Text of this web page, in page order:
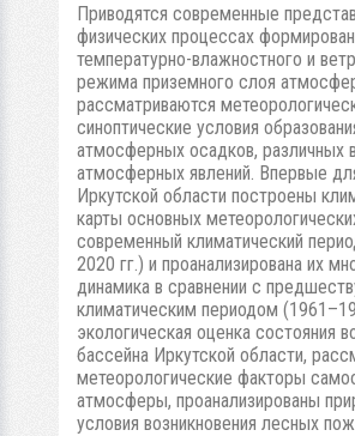
Приводятся современные
физических процессах
температурно-влажностного и
режима приземного слоя
рассматриваются
синоптические условия
атмосферных осадков, различных
атмосферных явлений. Впервые
Иркутской области построены
карты основных
современный климатический
2020 гг.) и проанализирована их
динамика в сравнении с
климатическим периодом
экологическая оценка состояния
бассейна Иркутской области,
метеорологические факторы
атмосферы, проанализированы
условия возникновения лесных